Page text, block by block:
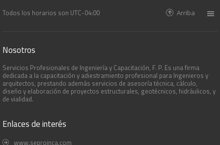
Todos los horarios son UTC-04:00 Arriba
Nosotros
Servicios Profesionales de Ingeniería y Capacitación, F. P. Es una firma
dedicada a la capacitación y adiestramiento profesional para Ingenieros y
arquitectos, prestando además servicios de asesoría técnica, cálculo,
diseño y elaboración de proyectos estructurales, geotécnicos, hidráulicos, y
de vialidad.
Enlaces de interés
www.seproinca.com